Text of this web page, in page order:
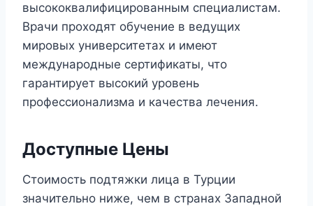
высококвалифицированным специалистам.
Врачи проходят обучение в ведущих
мировых университетах и имеют
международные сертификаты, что
гарантирует высокий уровень
профессионализма и качества лечения.
Доступные Цены
Стоимость подтяжки лица в Турции
значительно ниже, чем в странах Западной